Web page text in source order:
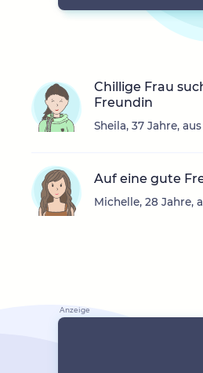
Chillige Frau
Freundin
Sheila, 37 Jahre,
Auf eine gute
Michelle, 28 Jahre,